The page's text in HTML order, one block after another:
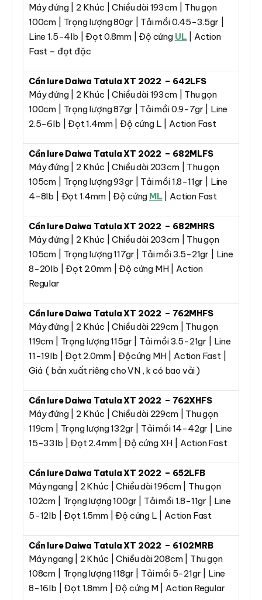
Máy đứng | 2 Khúc | Chiều dài 193cm | Thu gọn
100cm | Trọng lượng 80gr | Tải mồi 0.45-3.5gr |
Line 1.5-4lb | Đọt 0.8mm | Độ cứng UL | Action
Fast – đọt đặc
Cần lure Daiwa Tatula XT 2022 – 642LFS
Máy đứng | 2 Khúc | Chiều dài 193cm | Thu gọn
100cm | Trọng lượng 87gr | Tải mồi 0.9-7gr | Line
2.5-6lb | Đọt 1.4mm | Độ cứng L | Action Fast
Cần lure Daiwa Tatula XT 2022 – 682MLFS
Máy đứng | 2 Khúc | Chiều dài 203cm | Thu gọn
105cm | Trọng lượng 93gr | Tải mồi 1.8-11gr | Line
4-8lb | Đọt 1.4mm | Độ cứng ML | Action Fast
Cần lure Daiwa Tatula XT 2022 – 682MHRS
Máy đứng | 2 Khúc | Chiều dài 203cm | Thu gọn
105cm | Trọng lượng 117gr | Tải mồi 3.5-21gr | Line
8-20lb | Đọt 2.0mm | Độ cứng MH | Action
Regular
Cần lure Daiwa Tatula XT 2022 – 762MHFS
Máy đứng | 2 Khúc | Chiều dài 229cm | Thu gọn
119cm | Trọng lượng 115gr | Tải mồi 3.5-21gr | Line
11-19lb | Đọt 2.0mm | Độcứng MH | Action Fast |
Giá ( bản xuất riêng cho VN , k có bao vải )
Cần lure Daiwa Tatula XT 2022 – 762XHFS
Máy đứng | 2 Khúc | Chiều dài 229cm | Thu gọn
119cm | Trọng lượng 132gr | Tải mồi 14-42gr | Line
15-33lb | Đọt 2.4mm | Độ cứng XH | Action Fast
Cần lure Daiwa Tatula XT 2022 – 652LFB
Máy ngang | 2 Khúc | Chiều dài 196cm | Thu gọn
102cm | Trọng lượng 100gr | Tải mồi 1.8-11gr | Line
5-12lb | Đọt 1.5mm | Độ cứng L | Action Fast
Cần lure Daiwa Tatula XT 2022 – 6102MRB
Máy ngang | 2 Khúc | Chiều dài 208cm | Thu gọn
108cm | Trọng lượng 118gr | Tải mồi 5-21gr | Line
8-16lb | Đọt 1.8mm | Độ cứng M | Action Regular